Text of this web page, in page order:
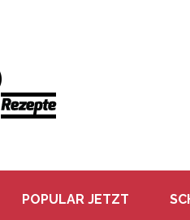
POPULAR JETZT